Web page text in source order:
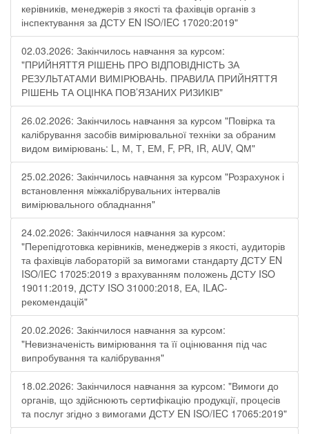
керівників, менеджерів з якості та фахівців органів з
інспектування за ДСТУ EN ISO/IEC 17020:2019"
02.03.2026: Закінчилось навчання за курсом:
"ПРИЙНЯТТЯ РІШЕНЬ ПРО ВІДПОВІДНІСТЬ ЗА
РЕЗУЛЬТАТАМИ ВИМІРЮВАНЬ. ПРАВИЛА ПРИЙНЯТТЯ
РІШЕНЬ ТА ОЦІНКА ПОВ’ЯЗАНИХ РИЗИКІВ"
26.02.2026: Закінчилось навчання за курсом "Повірка та
калібрування засобів вимірювальної техніки за обраним
видом вимірювань: L, М, Т, ЕМ, F, РR, ІR, АUV, QМ"
25.02.2026: Закінчилось навчання за курсом "Розрахунок і
встановлення міжкалібрувальних інтервалів
вимірювального обладнання"
24.02.2026: Закінчилося навчання за курсом:
"Перепідготовка керівників, менеджерів з якості, аудиторів
та фахівців лабораторій за вимогами стандарту ДСТУ EN
ISO/IEC 17025:2019 з врахуванням положень ДСТУ ISO
19011:2019, ДСТУ ISO 31000:2018, ЕА, ILAC-
рекомендацій"
20.02.2026: Закінчилося навчання за курсом:
"Невизначеність вимірювання та її оцінювання під час
випробування та калібрування"
18.02.2026: Закінчилося навчання за курсом: "Вимоги до
органів, що здійснюють сертифікацію продукції, процесів
та послуг згідно з вимогами ДСТУ EN ISO/IEC 17065:2019"